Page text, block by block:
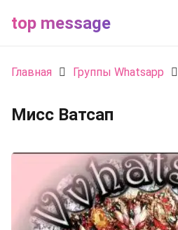
top message
Главная Группы Whatsapp
Мисс Ватсап